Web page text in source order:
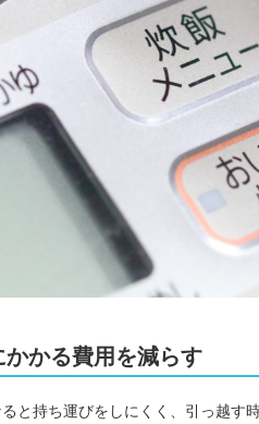
かる費用を減らす
と持ち運びをしにくく、引っ越す